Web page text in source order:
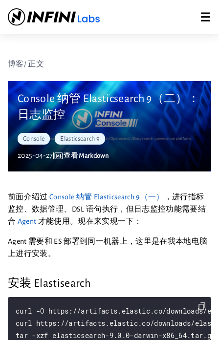
博客/ 正文
Console 纳管 Elasticsearch 9（二）：
日志监控
Console Elasticsearch 9
2025-04-27 查看 Markdown
前面介绍过 Console 纳管 Elasticsearch 9（一）
，进行指标
监控、数据管理、DSL 语句执行，但日志监控功能需要结
合 Agent 才能使用。现在来实现一下：
Agent 需要和 ES 部署到同一机器上，这里是在我本地电脑
上进行安装。
安装 Elastisearch
curl -O https://artifacts.elastic.co/downloads/
curl https://artifacts.elastic.co/downloads/